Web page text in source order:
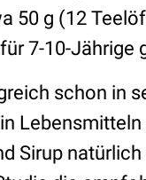
50 g (12
7-10-Jährige
schon in
Lebensmitteln
Sirup natürlich